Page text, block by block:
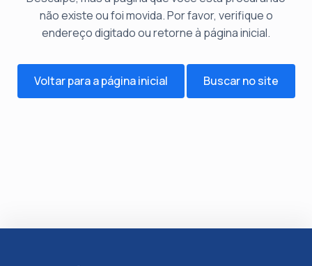
não existe ou foi movida. Por favor, verifique o
endereço digitado ou retorne à página inicial.
Voltar para a página inicial Buscar no site